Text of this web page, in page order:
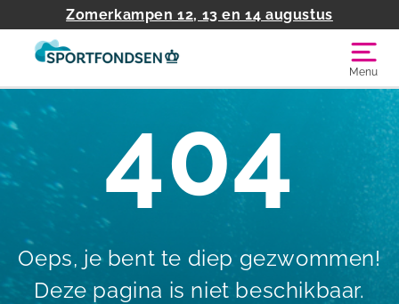
Zomerkampen 12, 13 en 14 augustus
Menu
404
Oeps, je bent te diep gezwommen!
Deze pagina is niet beschikbaar.